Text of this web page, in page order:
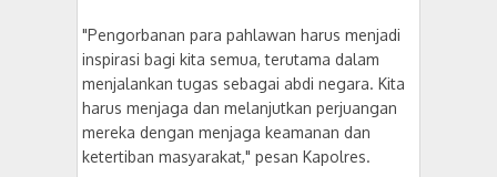
"Pengorbanan para pahlawan harus menjadi
inspirasi bagi kita semua, terutama dalam
menjalankan tugas sebagai abdi negara. Kita
harus menjaga dan melanjutkan perjuangan
mereka dengan menjaga keamanan dan
ketertiban masyarakat," pesan Kapolres.